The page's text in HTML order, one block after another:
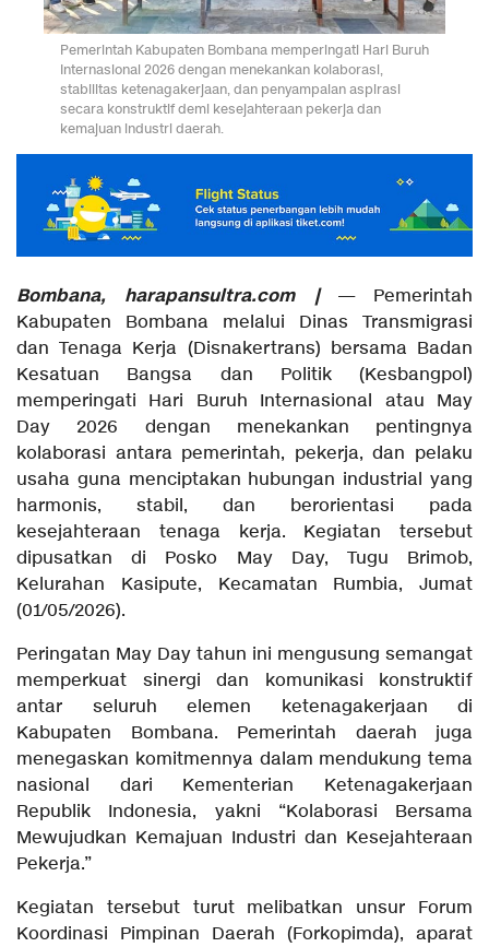
Pemerintah Kabupaten Bombana memperingati Hari Buruh
Internasional 2026 dengan menekankan kolaborasi,
stabilitas ketenagakerjaan, dan penyampaian aspirasi
secara konstruktif demi kesejahteraan pekerja dan
kemajuan industri daerah.
Bombana, harapansultra.com |— Pemerintah
Kabupaten Bombana melalui Dinas Transmigrasi
dan Tenaga Kerja (Disnakertrans) bersama Badan
Kesatuan Bangsa dan Politik (Kesbangpol)
memperingati Hari Buruh Internasional atau May
Day 2026 dengan menekankan pentingnya
kolaborasi antara pemerintah, pekerja, dan pelaku
usaha guna menciptakan hubungan industrial yang
harmonis, stabil, dan berorientasi pada
kesejahteraan tenaga kerja. Kegiatan tersebut
dipusatkan di Posko May Day, Tugu Brimob,
Kelurahan Kasipute, Kecamatan Rumbia, Jumat
(01/05/2026).
Peringatan May Day tahun ini mengusung semangat
memperkuat sinergi dan komunikasi konstruktif
antar seluruh elemen ketenagakerjaan di
Kabupaten Bombana. Pemerintah daerah juga
menegaskan komitmennya dalam mendukung tema
nasional dari Kementerian Ketenagakerjaan
Republik Indonesia, yakni “Kolaborasi Bersama
Mewujudkan Kemajuan Industri dan Kesejahteraan
Pekerja.”
Kegiatan tersebut turut melibatkan unsur Forum
Koordinasi Pimpinan Daerah (Forkopimda), aparat